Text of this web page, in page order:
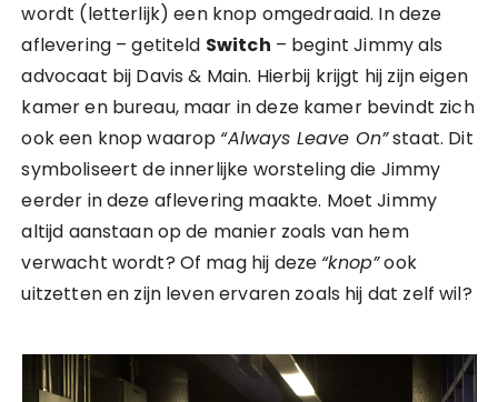
wordt (letterlijk) een knop omgedraaid. In deze
aflevering – getiteld Switch – begint Jimmy als
advocaat bij Davis & Main. Hierbij krijgt hij zijn eigen
kamer en bureau, maar in deze kamer bevindt zich
ook een knop waarop “Always Leave On”staat. Dit
symboliseert de innerlijke worsteling die Jimmy
eerder in deze aflevering maakte. Moet Jimmy
altijd aanstaan op de manier zoals van hem
verwacht wordt? Of mag hij deze “knop”ook
uitzetten en zijn leven ervaren zoals hij dat zelf wil?